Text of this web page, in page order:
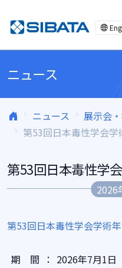
ニュース
ニュース
展示会
第53回日本毒性学会
第53回日本毒性学
2026
第53回日本毒性学会学術
期 間 ： 2026年7月1日